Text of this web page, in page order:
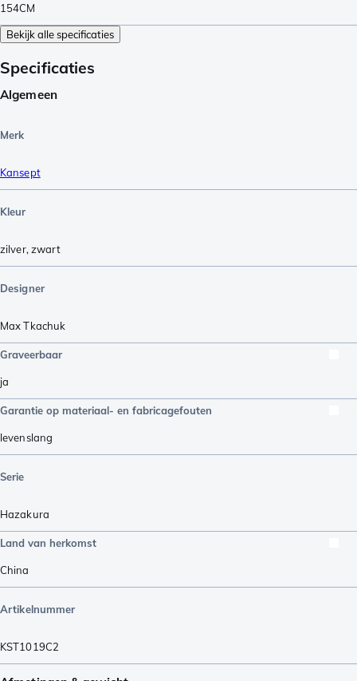
154CM
Bekijk alle specificaties
Specificaties
Algemeen
Merk
Kansept
Kleur
zilver, zwart
Designer
Max Tkachuk
Graveerbaar
ja
Garantie op materiaal- en fabricagefouten
levenslang
Serie
Hazakura
Land van herkomst
China
Artikelnummer
KST1019C2